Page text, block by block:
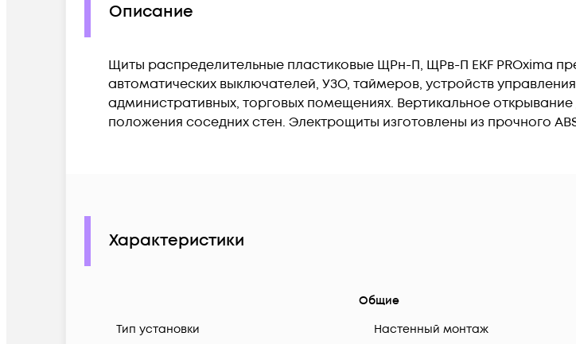
Описание
Щиты распределительные пластиковые ЩРн-П, ЩРв-П EKF PROxima
автоматических выключателей, УЗО, таймеров, устройств
административных, торговых помещениях. Вертикальное
положения соседних стен. Электрощиты изготовлены из прочного
Характеристики
Общие
Тип установки
Настенный монтаж